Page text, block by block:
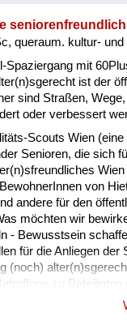
queraum. kultur-
Spaziergang mit
ist der
sind Straßen,
oder verbessert
Scouts Wien (eine
Senioren, die sich
von
andere für den
möchten wir
- Bewusstsein
für die Anliegen der
(noch)
zu Beteiligten
ihr Lebensumfeld
nicht, wir tun!").